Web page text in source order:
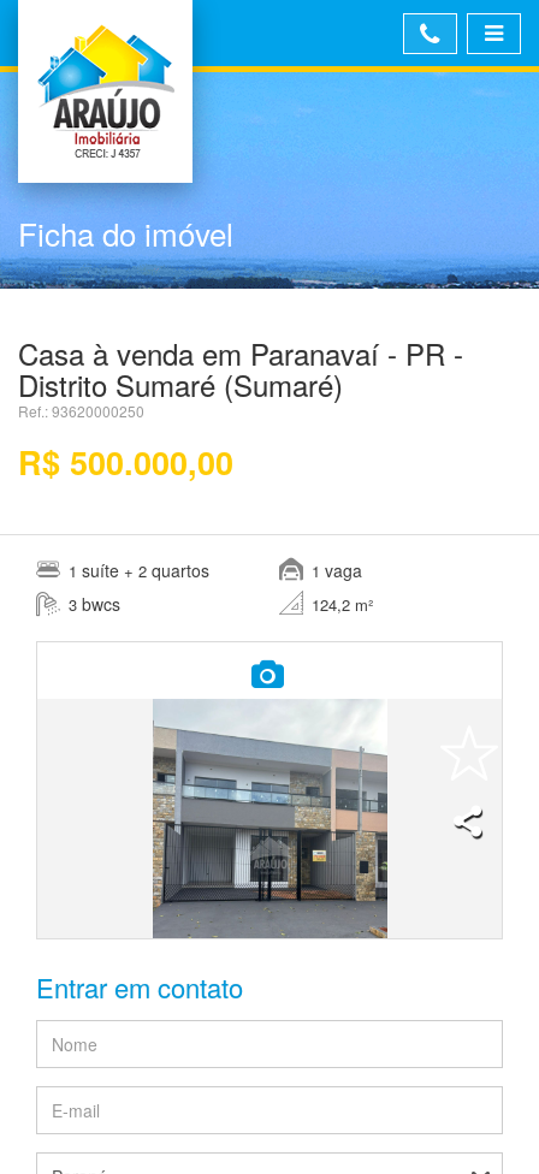
Ficha do imóvel
Casa à venda em Paranavaí - PR -
Distrito Sumaré (Sumaré)
Ref.: 93620000250
R$ 500.000,00
1 suíte + 2 quartos
3 bwcs
1 vaga
124,2 m²
Entrar em contato